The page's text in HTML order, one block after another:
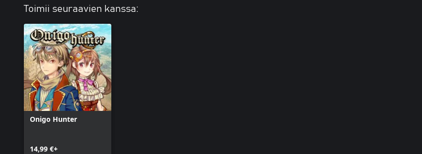
Toimii seuraavien kanssa:
Onigo Hunter
14,99 €+